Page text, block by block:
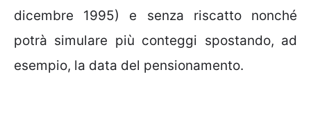
dicembre 1995) e senza riscatto nonché
potrà simulare più conteggi spostando, ad
esempio, la data del pensionamento.